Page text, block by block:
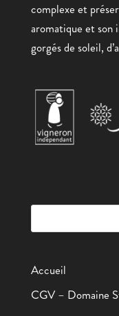
complexe et
aromatique et son
gorgés de soleil,
Accueil
CGV – Domaine